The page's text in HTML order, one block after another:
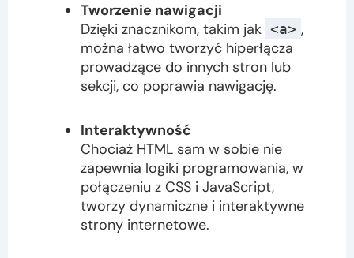
Tworzenie nawigacji
Dzięki znacznikom, takim jak <a> ,
można łatwo tworzyć hiperłącza
prowadzące do innych stron lub
sekcji, co poprawia nawigację.
Interaktywność
Chociaż HTML sam w sobie nie
zapewnia logiki programowania, w
połączeniu z CSS i JavaScript,
tworzy dynamiczne i interaktywne
strony internetowe.